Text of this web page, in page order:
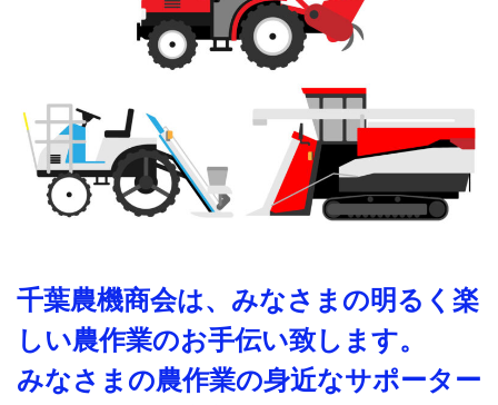
千葉農機商会は、みなさまの明るく楽
しい農作業のお手伝い致します。
みなさまの農作業の身近なサポーター